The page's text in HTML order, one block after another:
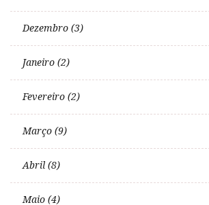
Dezembro (3)
Janeiro (2)
Fevereiro (2)
Março (9)
Abril (8)
Maio (4)